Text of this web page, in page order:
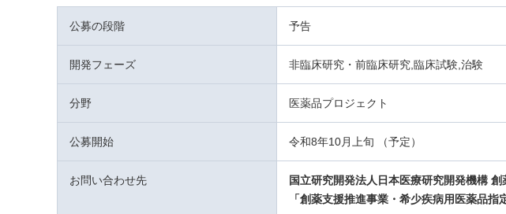
公募の段階 予告
開発フェーズ 非臨床研究・前臨床研究,臨床試験,治験
分野 医薬品プロジェクト
公募開始 令和8年10月上旬 （予定）
お問い合わせ先
国立研究開発法人日本医療研究開発機構
「創薬支援推進事業・希少疾病用医薬品